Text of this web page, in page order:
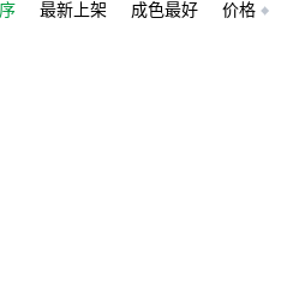
最新上架 成色最好 价格